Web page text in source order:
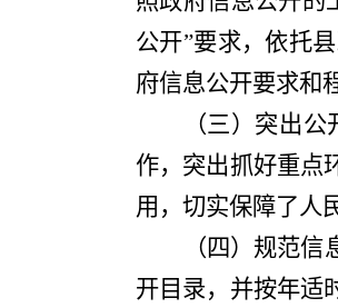
公开”要求，依托
府信息公开要求和
（三）突出公
作，突出抓好重点
用，切实保障了人
（四）规范信
开目录，并按年适